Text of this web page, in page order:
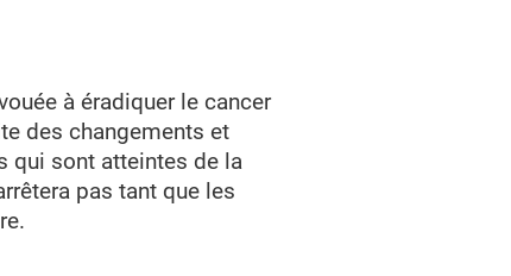
à éradiquer le cancer
des changements et
qui sont atteintes de la
pas tant que les